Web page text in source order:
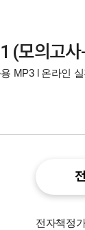
(모의고
MP3 l 온라인
전자책정